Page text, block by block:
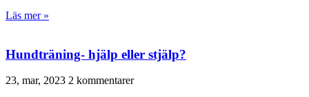
Läs mer »
Hundträning- hjälp eller stjälp?
23, mar, 2023 2 kommentarer